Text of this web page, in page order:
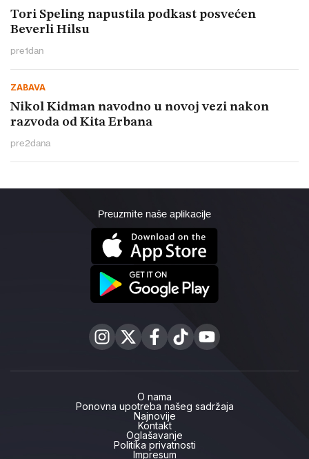
Tori Speling napustila podkast posvećen
Beverli Hilsu
pre1dan
ZABAVA
Nikol Kidman navodno u novoj vezi nakon
razvoda od Kita Erbana
pre2dana
Preuzmite naše aplikacije
O nama
Ponovna upotreba našeg sadržaja
Najnovije
Kontakt
Oglašavanje
Politika privatnosti
Impresum